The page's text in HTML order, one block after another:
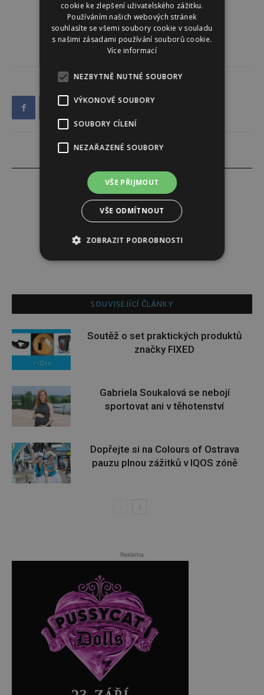
PR ČLÁNEK
SOUVISEJÍCÍ ČLÁNKY
Soutěž o set praktických produktů
značky FIXED
Gabriela Soukalová se nebojí
sportovat ani v těhotenství
Dopřejte si na Colours of Ostrava
pauzu plnou zážitků v IQOS zóně
Reklama
cookie ke zlepšení uživatelského zážitku.
Používáním našich webových stránek
souhlasíte se všemi soubory cookie v souladu
s našimi zásadami používání souborů cookie.
Více informací
NEZBYTNĚ NUTNÉ SOUBORY
VÝKONOVÉ SOUBORY
SOUBORY CÍLENÍ
NEZAŘAZENÉ SOUBORY
VŠE PŘIJMOUT
VŠE ODMÍTNOUT
ZOBRAZIT PODROBNOSTI